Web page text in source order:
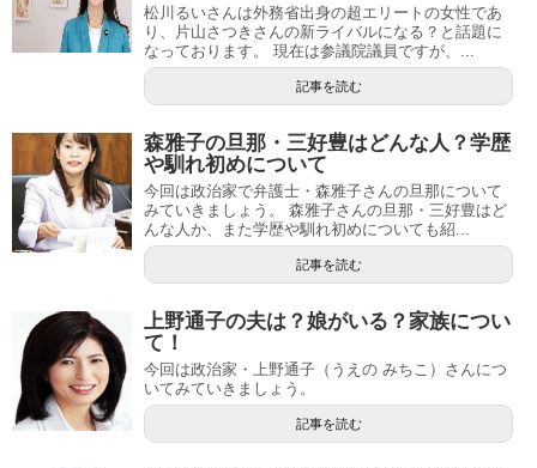
松川るいさんは外務省出身の超エリートの女性であ
り、片山さつきさんの新ライバルになる？と話題に
なっております。 現在は参議院議員ですが、...
記事を読む
森雅子の旦那・三好豊はどんな人？学歴
や馴れ初めについて
今回は政治家で弁護士・森雅子さんの旦那について
みていきましょう。 森雅子さんの旦那・三好豊はど
んな人か、また学歴や馴れ初めについても紹...
記事を読む
上野通子の夫は？娘がいる？家族につい
て！
今回は政治家・上野通子（うえの みちこ）さんにつ
いてみていきましょう。
記事を読む